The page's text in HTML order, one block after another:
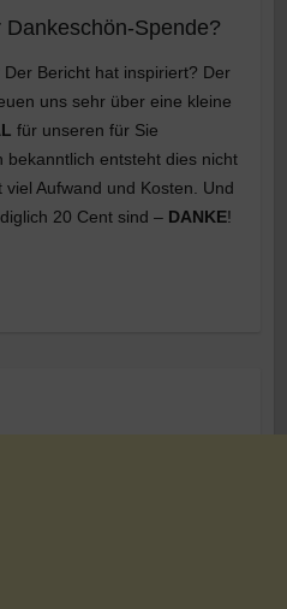
Spende?
Bericht hat inspiriert? Der
uns sehr über eine kleine
für unseren für Sie
bekanntlich entsteht dies nicht
Aufwand und Kosten. Und
20 Cent sind – DANKE!